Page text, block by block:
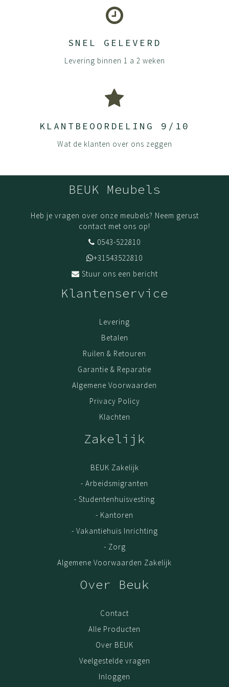
ISO 26000 – MVO -richtlijnen
ILO -arbeids- en sociale standaarden
SNEL GELEVERD
Levering binnen 1 a 2 weken
KLANTBEOORDELING 9/10
Wat de klanten over ons zeggen
BEUK Meubels
Heb je vragen over onze meubels? Neem gerust
contact met ons op!
0543-522810
+31543522810
Stuur ons een bericht
Klantenservice
Levering
Betalen
Ruilen & Retouren
Garantie & Reparatie
Algemene Voorwaarden
Privacy Policy
Klachten
Zakelijk
BEUK Zakelijk
- Arbeidsmigranten
- Studentenhuisvesting
- Kantoren
- Vakantiehuis Inrichting
- Zorg
Algemene Voorwaarden Zakelijk
Over Beuk
Contact
Alle Producten
Over BEUK
Veelgestelde vragen
Inloggen